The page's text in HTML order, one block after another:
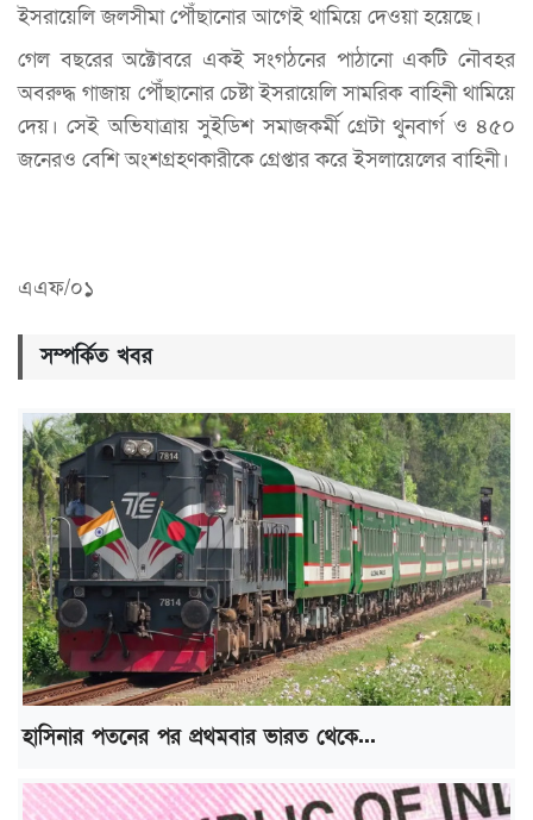
ইসরায়েলি জলসীমা পৌঁছানোর আগেই থামিয়ে দেওয়া হয়েছে।
গেল বছরের অক্টোবরে একই সংগঠনের পাঠানো একটি নৌবহর
অবরুদ্ধ গাজায় পৌঁছানোর চেষ্টা ইসরায়েলি সামরিক বাহিনী থামিয়ে
দেয়। সেই অভিযাত্রায় সুইডিশ সমাজকর্মী গ্রেটা থুনবার্গ ও ৪৫০
জনেরও বেশি অংশগ্রহণকারীকে গ্রেপ্তার করে ইসলায়েলের বাহিনী।
এএফ/০১
সম্পর্কিত খবর
হাসিনার পতনের পর প্রথমবার ভারত থেকে...